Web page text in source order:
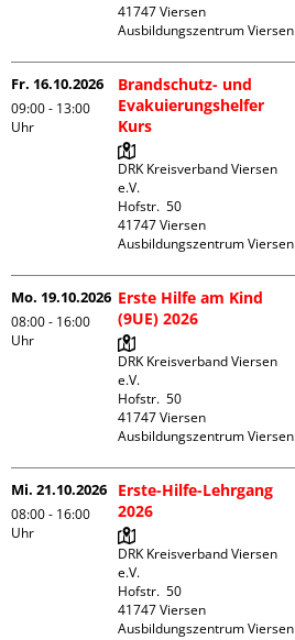
41747 Viersen
Ausbildungszentrum Viersen
Fr. 16.10.2026
09:00 - 13:00
Uhr
Brandschutz- und
Evakuierungshelfer
Kurs
DRK Kreisverband Viersen
e.V.
Hofstr.  50
41747 Viersen
Ausbildungszentrum Viersen
Mo. 19.10.2026
08:00 - 16:00
Uhr
Erste Hilfe am Kind
(9UE) 2026
DRK Kreisverband Viersen
e.V.
Hofstr.  50
41747 Viersen
Ausbildungszentrum Viersen
Mi. 21.10.2026
08:00 - 16:00
Uhr
Erste-Hilfe-Lehrgang
2026
DRK Kreisverband Viersen
e.V.
Hofstr.  50
41747 Viersen
Ausbildungszentrum Viersen